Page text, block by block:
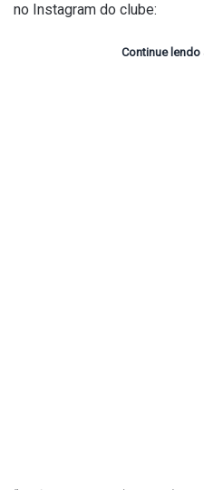
no Instagram do clube:
Continue